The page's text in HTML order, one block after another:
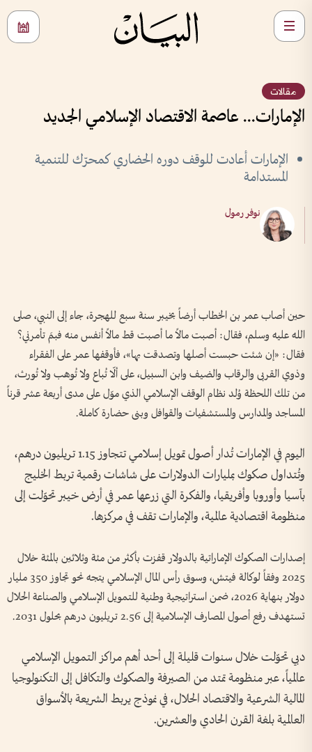
مقالات
الإمارات... عاصمة الاقتصاد الإسلامي الجديد
الإمارات أعادت للوقف دوره الحضاري كمحرّك للتنمية
المستدامة
نوفر رمول
حين أصاب عمر بن الخطاب أرضاً بخيبر سنة سبع للهجرة، جاء إلى النبي، صلى
الله عليه وسلم، فقال: أصبت مالاً ما أصبت قط مالاً أنفس منه فبمَ تأمرني؟
فقال: «إن شئت حبست أصلها وتصدقت بها»، فأوقفها عمر على الفقراء
وذوي القربى والرقاب والضيف وابن السبيل، على ألّا تُباع ولا تُوهب ولا تُورث،
من تلك اللحظة وُلد نظام الوقف الإسلامي الذي موّل على مدى أربعة عشر قرناً
المساجد والمدارس والمستشفيات والقوافل وبنى حضارة كاملة.
اليوم في الإمارات تُدار أصول تمويل إسلامي تتجاوز 1.15 تريليون درهم،
وتُتداول صكوك بمليارات الدولارات على شاشات رقمية تربط الخليج
بآسيا وأوروبا وأفريقيا، والفكرة التي زرعها عمر في أرض خيبر تحوّلت إلى
منظومة اقتصادية عالمية، والإمارات تقف في مركزها.
إصدارات الصكوك الإماراتية بالدولار قفزت بأكثر من مئة وثلاثين بالمئة خلال
2025 وفقاً لوكالة فيتش، وسوق رأس المال الإسلامي يتجه نحو تجاوز 350 مليار
دولار بنهاية 2026، ضمن استراتيجية وطنية للتمويل الإسلامي والصناعة الحلال
تستهدف رفع أصول المصارف الإسلامية إلى 2.56 تريليون درهم بحلول 2031.
دبي تحوّلت خلال سنوات قليلة إلى أحد أهم مراكز التمويل الإسلامي
عالمياً، عبر منظومة تمتد من الصيرفة والصكوك والتكافل إلى التكنولوجيا
المالية الشرعية والاقتصاد الحلال، في نموذج يربط الشريعة بالأسواق
العالمية بلغة القرن الحادي والعشرين.